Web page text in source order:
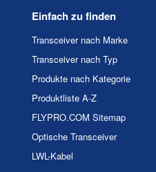
Einfach zu finden
Transceiver nach Marke
Transceiver nach Typ
Produkte nach Kategorie
Produktliste A-Z
FLYPRO.COM Sitemap
Optische Transceiver
LWL-Kabel